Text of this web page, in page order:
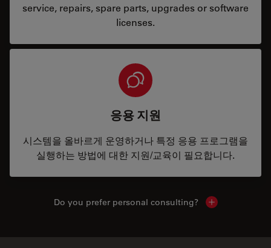
service, repairs, spare parts, upgrades or software
licenses.
응용 지원
시스템을 올바르게 운영하거나 특정 응용 프로그램을
실행하는 방법에 대한 지원/교육이 필요합니다.
Do you prefer personal consulting? Show local